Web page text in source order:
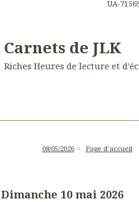
UA-
Carnets de JLK
Riches Heures de lecture et
08/05/2026 Page d'accueil
Dimanche 10 mai 2026